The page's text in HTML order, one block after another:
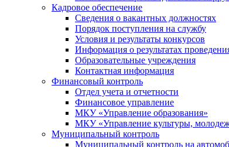
Кадровое обеспечение
Сведения о вакантных должностях
Порядок поступления на службу
Условия и результаты конкурсов
Информация о результатах
Образовательные учреждения
Контактная информация
Финансовый контроль
Отдел учета и отчетности
Финансовое управление
МКУ «Управление образования»
МКУ «Управление культуры,
Муниципальный контроль
Муниципальный контроль на